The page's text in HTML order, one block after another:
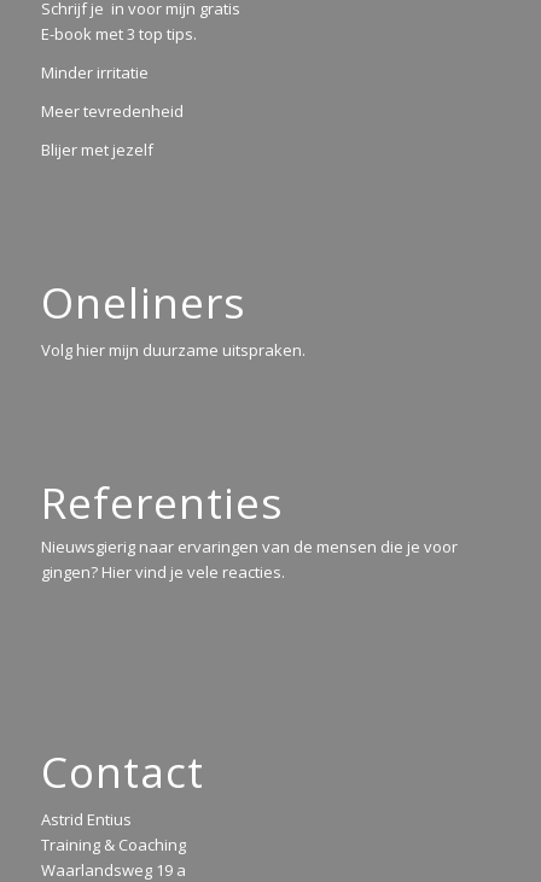
Schrijf je in voor mijn gratis
E-book met 3 top tips.
Minder irritatie
Meer tevredenheid
Blijer met jezelf
Oneliners
Volg hier mijn duurzame uitspraken.
Referenties
Nieuwsgierig naar ervaringen van de mensen die je voor
gingen? Hier vind je vele reacties.
Contact
Astrid Entius
Training & Coaching
Waarlandsweg 19 a